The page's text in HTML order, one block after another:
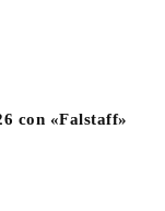
con «Falstaff»